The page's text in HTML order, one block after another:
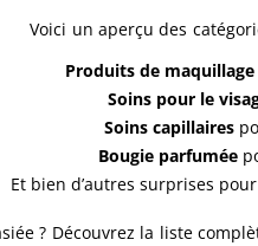
Voici un aperçu des
Produits de maquillage
Soins pour le
Soins capillaires
Bougie parfumée
Et bien d’autres surprises
? Découvrez la liste